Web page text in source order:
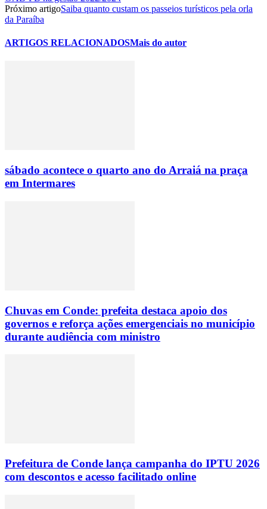
Próximo artigoSaiba quanto custam os passeios turísticos pela orla
da Paraíba
ARTIGOS RELACIONADOSMais do autor
sábado acontece o quarto ano do Arraiá na praça
em Intermares
Chuvas em Conde: prefeita destaca apoio dos
governos e reforça ações emergenciais no município
durante audiência com ministro
Prefeitura de Conde lança campanha do IPTU 2026
com descontos e acesso facilitado online